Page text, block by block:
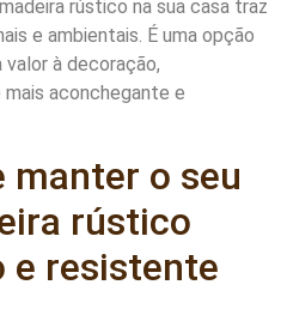
rústico na sua casa traz
e ambientais. É uma opção
à decoração,
aconchegante e
manter o seu
rústico
e resistente